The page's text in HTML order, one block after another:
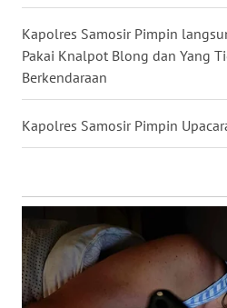
Kapolres Samosir Pimpin
Pakai Knalpot Blong dan Yang
Berkendaraan
Kapolres Samosir Pimpin
WN
TAPANULI
UTARA
WN
SAMOSIR
WN
PADANG
LAWAS
WN
SUMEDANG